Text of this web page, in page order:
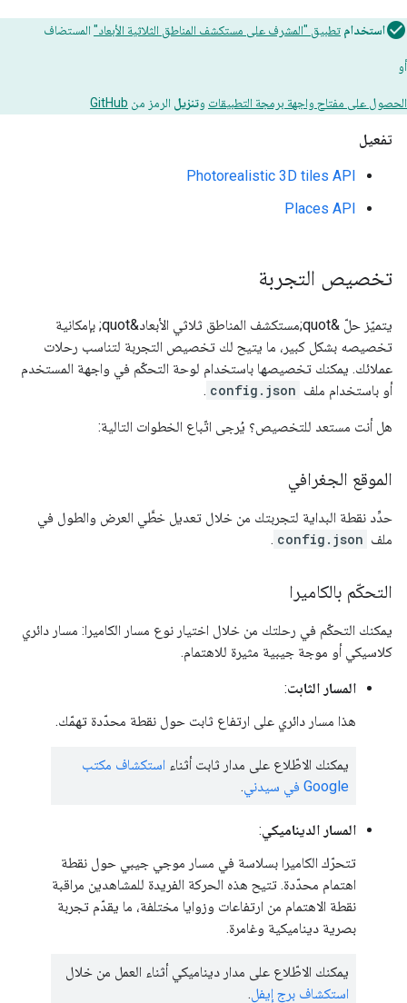
استخدام تطبيق "المشرف على مستكشف المناطق الثلاثية الأبعاد" المستضاف
أو
الحصول على مفتاح واجهة برمجة التطبيقات وتنزيل الرمز من GitHub
تفعيل
Photorealistic 3D tiles API
Places API
تخصيص التجربة
يتميّز حلّ &quot;مستكشف المناطق ثلاثي الأبعاد&quot; بإمكانية
تخصيصه بشكل كبير، ما يتيح لك تخصيص التجربة لتناسب رحلات
عملائك. يمكنك تخصيصها باستخدام لوحة التحكّم في واجهة المستخدم
أو باستخدام ملف config.json
.
هل أنت مستعد للتخصيص؟ يُرجى اتّباع الخطوات التالية:
الموقع الجغرافي
حدِّد نقطة البداية لتجربتك من خلال تعديل خطَّي العرض والطول في
ملف config.json
.
التحكّم بالكاميرا
يمكنك التحكّم في رحلتك من خلال اختيار نوع مسار الكاميرا: مسار دائري
كلاسيكي أو موجة جيبية مثيرة للاهتمام.
المسار الثابت:
هذا مسار دائري على ارتفاع ثابت حول نقطة محدّدة تهمّك.
يمكنك الاطّلاع على مدار ثابت أثناء استكشاف مكتب
Google في سيدني
.
المسار الديناميكي:
تتحرّك الكاميرا بسلاسة في مسار موجي جيبي حول نقطة
اهتمام محدّدة. تتيح هذه الحركة الفريدة للمشاهدين مراقبة
نقطة الاهتمام من ارتفاعات وزوايا مختلفة، ما يقدّم تجربة
بصرية ديناميكية وغامرة.
يمكنك الاطّلاع على مدار ديناميكي أثناء العمل من خلال
استكشاف برج إيفل.